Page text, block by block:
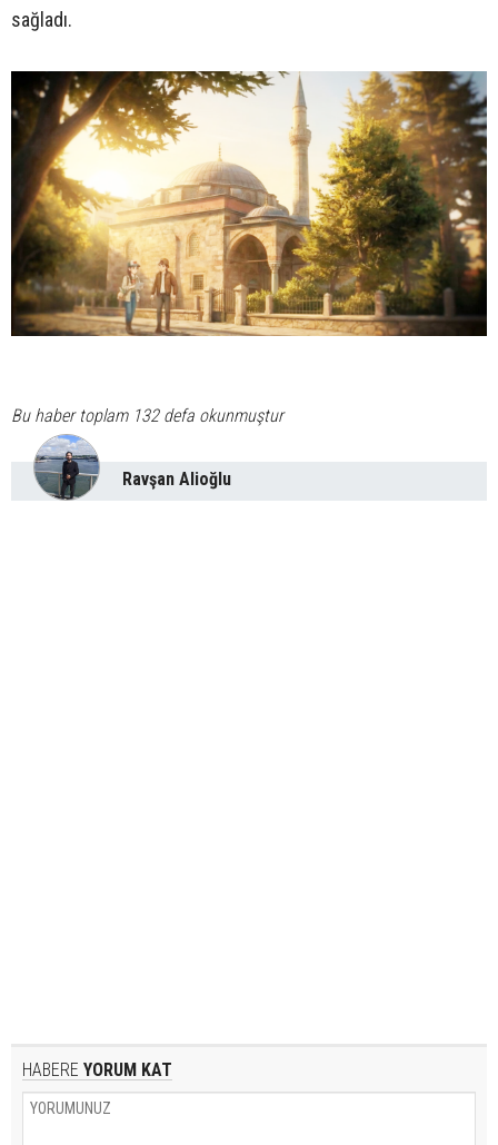
sağladı.
Bu haber toplam 132 defa okunmuştur
Ravşan Alioğlu
HABERE YORUM KAT